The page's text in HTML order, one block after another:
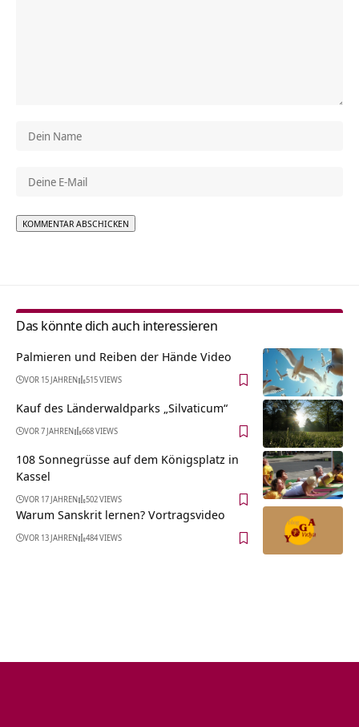
Das könnte dich auch interessieren
Palmieren und Reiben der Hände Video
VOR 15 JAHREN 515 VIEWS
Kauf des Länderwaldparks „Silvaticum“
VOR 7 JAHREN 668 VIEWS
108 Sonnegrüsse auf dem Königsplatz in
Kassel
VOR 17 JAHREN 502 VIEWS
Warum Sanskrit lernen? Vortragsvideo
VOR 13 JAHREN 484 VIEWS